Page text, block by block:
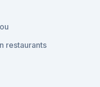
restaurants